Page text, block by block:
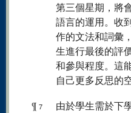
第三個星期，將
語言的運用。收
作的文法和詞彙
生進行最後的評
和參與程度。這
自己更多反思的空
¶ 7
由於學生需於下